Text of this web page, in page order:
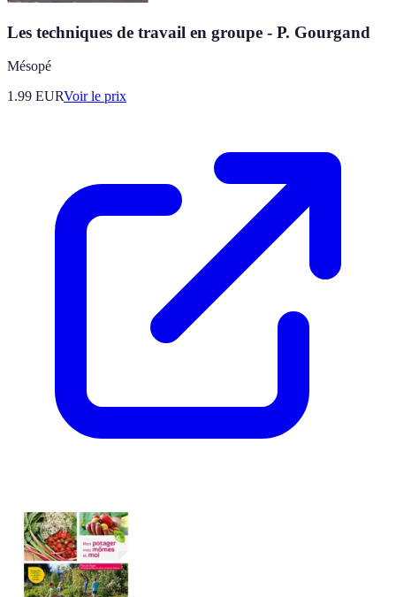
Les techniques de travail en groupe - P. Gourgand
Mésopé
1.99 EURVoir le prix